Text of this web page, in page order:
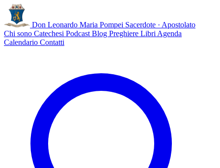
Don Leonardo Maria Pompei Sacerdote · Apostolato
Chi sono Catechesi Podcast Blog Preghiere Libri Agenda
Calendario Contatti